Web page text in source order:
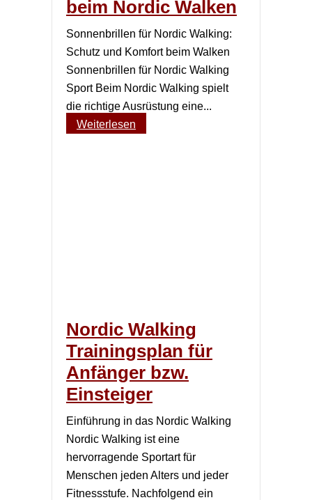
beim Nordic Walken
Sonnenbrillen für Nordic Walking:
Schutz und Komfort beim Walken
Sonnenbrillen für Nordic Walking
Sport Beim Nordic Walking spielt
die richtige Ausrüstung eine...
Weiterlesen
Nordic Walking
Trainingsplan für
Anfänger bzw.
Einsteiger
Einführung in das Nordic Walking
Nordic Walking ist eine
hervorragende Sportart für
Menschen jeden Alters und jeder
Fitnessstufe. Nachfolgend ein